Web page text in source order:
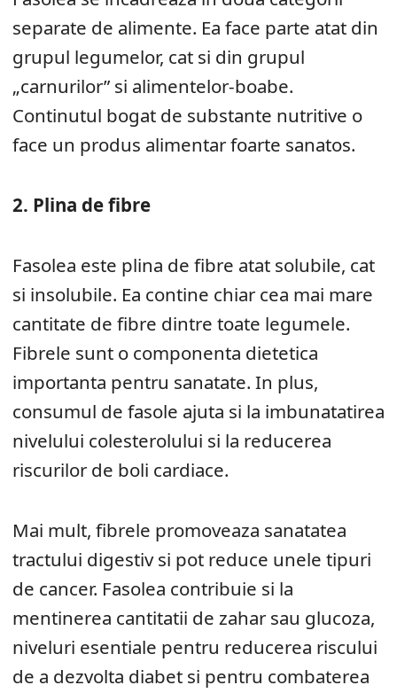
separate de alimente. Ea face parte atat din
grupul legumelor, cat si din grupul
„carnurilor” si alimentelor-boabe.
Continutul bogat de substante nutritive o
face un produs alimentar foarte sanatos.
2. Plina de fibre
Fasolea este plina de fibre atat solubile, cat
si insolubile. Ea contine chiar cea mai mare
cantitate de fibre dintre toate legumele.
Fibrele sunt o componenta dietetica
importanta pentru sanatate. In plus,
consumul de fasole ajuta si la imbunatatirea
nivelului colesterolului si la reducerea
riscurilor de boli cardiace.
Mai mult, fibrele promoveaza sanatatea
tractului digestiv si pot reduce unele tipuri
de cancer. Fasolea contribuie si la
mentinerea cantitatii de zahar sau glucoza,
niveluri esentiale pentru reducerea riscului
de a dezvolta diabet si pentru combaterea